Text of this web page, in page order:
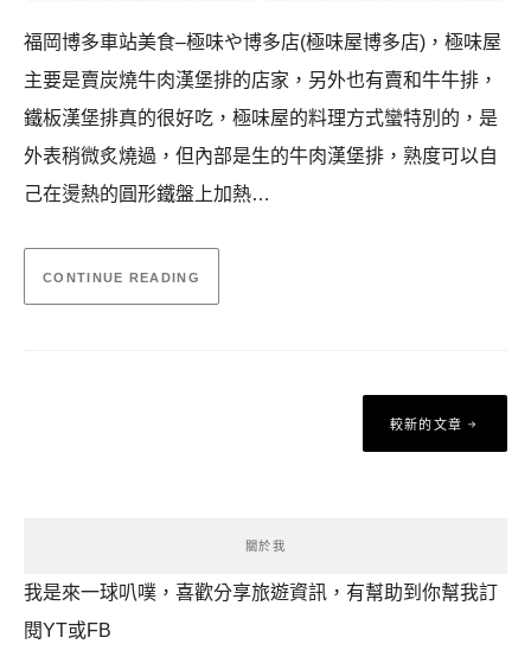
福岡博多車站美食–極味や博多店(極味屋博多店)，極味屋
主要是賣炭燒牛肉漢堡排的店家，另外也有賣和牛牛排，
鐵板漢堡排真的很好吃，極味屋的料理方式蠻特別的，是
外表稍微炙燒過，但內部是生的牛肉漢堡排，熟度可以自
己在燙熱的圓形鐵盤上加熱…
CONTINUE READING
較新的文章
關於我
我是來一球叭噗，喜歡分享旅遊資訊，有幫助到你幫我訂
閱YT或FB